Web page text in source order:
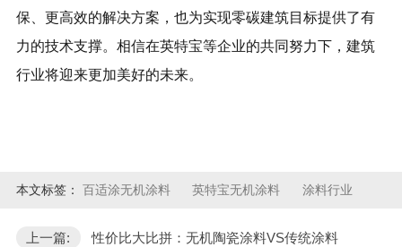
保、更高效的解决方案，也为实现零碳建筑目标提供了有
力的技术支撑。相信在英特宝等企业的共同努力下，建筑
行业将迎来更加美好的未来。
本文标签： 百适涂无机涂料 英特宝无机涂料 涂料行业
上一篇: 性价比大比拼：无机陶瓷涂料VS传统涂料